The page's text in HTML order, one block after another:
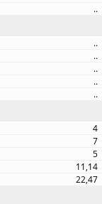
..
..
..
..
..
..
4
7
5
11,14
22,47